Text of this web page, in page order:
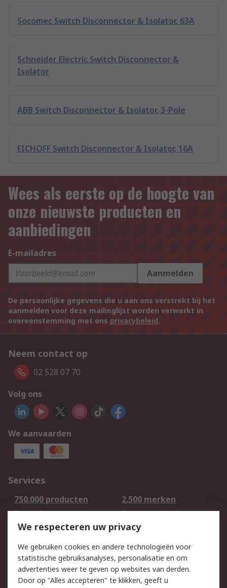
Socomec Switch Disconnector & Isolator, 63A
Schneider Electric Switch Disconnector &
Isolator
ABB Switch Disconnector & Isolator, 3-Pole
EICHOFF Switch Disconnector & Isolator, 16A
Wees als eerste op de hoogte van
onze nieuwste producten en
aanbiedingen
E-mailadres
Aanmelden
De persoonlijke gegevens die u aan ons verstrekt bij het
aanmelden voor deze mailinglijst worden verwerkt in
overeenstemming met ons privacybeleid.
Neem contact op
02 528 07 70
Volg ons
We aanvaarden
Services
750.000 producten
2.500 merken
Bestellen
Inkoopoplossingen
Retouren
Technisch advies
Track & Trace
Wettelijk
We respecteren uw privacy
We gebruiken cookies en andere technologieën voor
statistische gebruiksanalyses, personalisatie en om
advertenties weer te geven op websites van derden.
Door op "Alles accepteren" te klikken, geeft u